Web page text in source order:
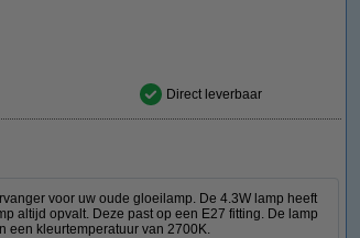
Direct leverbaar
voor uw oude gloeilamp. De 4.3W lamp heeft
altijd opvalt. Deze past op een E27 fitting. De lamp
een kleurtemperatuur van 2700K.